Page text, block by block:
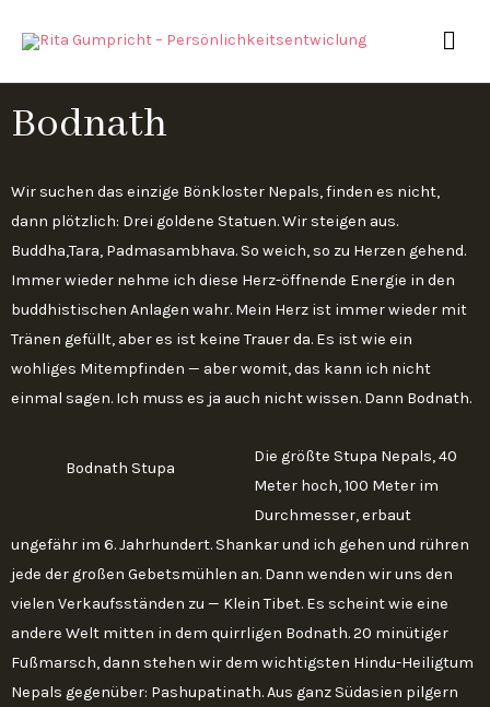
Inhalt
Bodnath
Wir suchen das einzige Bönkloster Nepals, finden es nicht,
dann plötzlich: Drei goldene Statuen. Wir steigen aus.
Buddha,Tara, Padmasambhava. So weich, so zu Herzen gehend.
Immer wieder nehme ich diese Herz-öffnende Energie in den
buddhistischen Anlagen wahr. Mein Herz ist immer wieder mit
Tränen gefüllt, aber es ist keine Trauer da. Es ist wie ein
wohliges Mitempfinden — aber womit, das kann ich nicht
einmal sagen. Ich muss es ja auch nicht wissen. Dann Bodnath.
Bodnath Stupa
Die größte Stupa Nepals, 40
Meter hoch, 100 Meter im
Durchmesser, erbaut
ungefähr im 6. Jahrhundert. Shankar und ich gehen und rühren
jede der großen Gebetsmühlen an. Dann wenden wir uns den
vielen Verkaufsständen zu — Klein Tibet. Es scheint wie eine
andere Welt mitten in dem quirrligen Bodnath. 20 minütiger
Fußmarsch, dann stehen wir dem wichtigsten Hindu-Heiligtum
Nepals gegenüber: Pashupatinath. Aus ganz Südasien pilgern